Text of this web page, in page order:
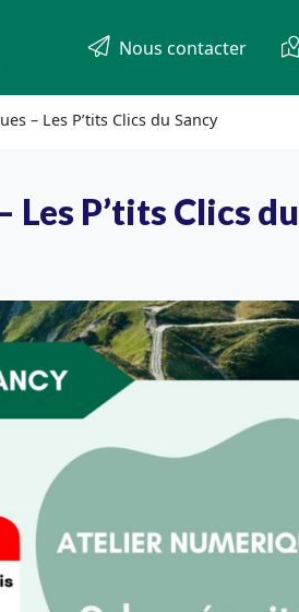
Nous contacter
– Les P’tits Clics du Sancy
P’tits Clics du